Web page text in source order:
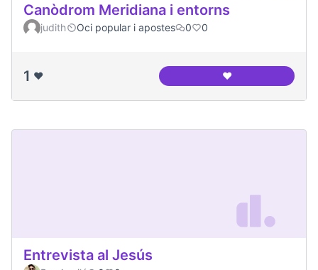
Canòdrom Meridiana i entorns
judith Oci popular i apostes 0 0
1 ❤️ ❤️Canòdrom
Entrevista al Jesús